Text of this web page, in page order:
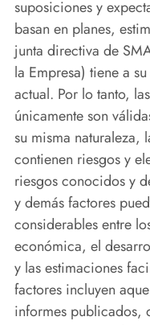
suposiciones y
basan en planes,
junta directiva de
la Empresa) tiene a
actual. Por lo tanto,
únicamente son
su misma naturaleza,
contienen riesgos y
riesgos conocidos y
y demás factores
considerables entre
económica, el
y las estimaciones
factores incluyen
informes publicados,